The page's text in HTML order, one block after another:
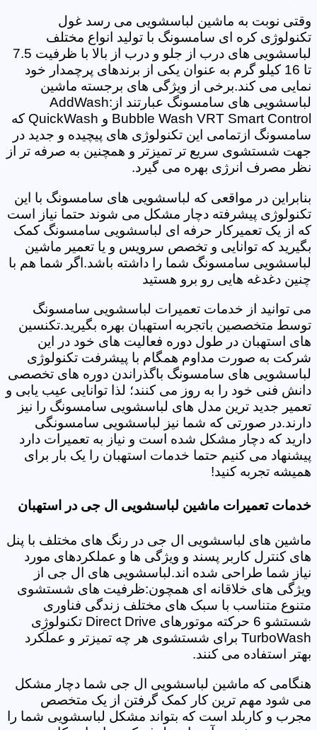
وقتی نوبت به ماشین لباسشویی می رسد غول
تکنولوژی کره ای سامسونگ با تولید انواع مختلف
لباسشویی های درب از جلو و درب از بالا با ظرفیت 7.5
تا 16 کیلو گرم به عنوان یکی از برندهای پرچمدار خود
نمایی می کند.برخی از ویژگی های برجسته ماشین
لباسشویی های سامسونگ عبارتند از:AddWash
Bubble Wash VRT Smart Control و QuickWash که
سامسونگ ازتمامی این تکنولوژی های پیچیده و جدید در
جهت شستشوی سریع تر تمیزتر و همچنین به صرفه تر از
نظر مصرف انرژی بهره می گیرد.
بنابراین در مواقعی که لباسشویی های سامسونگ با این
تکنولوژی پیشرفته دچار مشکل می شوند حتما نیاز است
که از یک تعمیرکار حرفه ای لباسشویی سامسونگ کمک
بگیرید که توانایی و تخصص سرویس و یا تعمیر ماشین
لباسشویی سامسونگ شما را داشته باشد.اگر شما هم با
چنین دغدغه هایی رو برو هستید
می توانید از خدمات تعمیرات لباسشویی سامسونگ
توسط متخصصین باتجربه استهبان بهره بگیرید.تکنسین
های استهبان در طول دوره فعالیت های خود در این
شرکت به صورت مداوم همگام با پیشرفت تکنولوژی
لباسشویی های سامسونگ باگذراندن دوره های تخصصی
دانش فنی خود را به روز می کنند؛ لذا توانایی عیب یابی و
تعمیر جدید ترین مدل های لباسشویی سامسونگ را نیز
دارند.در صورتی که شما نیز لباسشویی سامسونگی
دارید که دچار مشکل شده است و نیاز به تعمیرات دارد
پیشنهاد می کنیم حتما خدمات استهبان را یک بار برای
همیشه تجربه کنید!
خدمات تعمیرات ماشین لباسشویی ال جی در استهبان
ماشین های لباسشویی ال جی در رنگ های مختلف با پنل
های کنترل کاربر پسند و ویژگی ها و عملکردهای مورد
نیاز شما طراحی شده اند.لباسشویی های ال جی از
ویژگی های خلاقانه ای همچون:ظرفیت های شستشوی
متنوع متناسب با سبک های مختلف زندگی فناوری
شستشو 6 حرکته موتورهای Direct Drive تکنولوژِی
TurboWash برای شستشوی هر چه تمیزتر و عملکرد
بهتر استفاده می کنند.
هنگامی که ماشین لباسشویی ال جی شما دچار مشکل
می شود مهم ترین کار کمک گرفتن از یک متخصص
مجرب و کاربلد است که بتواند مشکل لباسشویی شما را